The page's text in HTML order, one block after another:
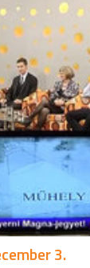
3.